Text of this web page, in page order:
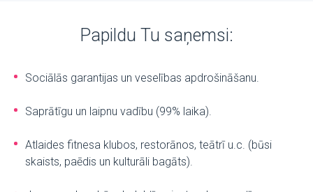
Papildu Tu saņemsi:
Sociālās garantijas un veselības apdrošināšanu.
Saprātīgu un laipnu vadību (99% laika).
Atlaides fitnesa klubos, restorānos, teātrī u.c. (būsi
skaists, paēdis un kulturāli bagāts).